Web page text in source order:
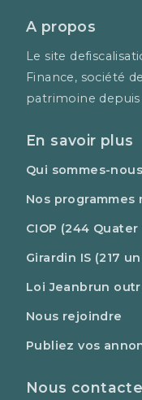
A propos
Le site
Finance, société
patrimoine depuis
En savoir plus
Qui sommes-
Nos programmes
CIOP (244 Quater
Girardin IS (217
Loi Jeanbrun
Nous rejoindre
Publiez vos
Nous